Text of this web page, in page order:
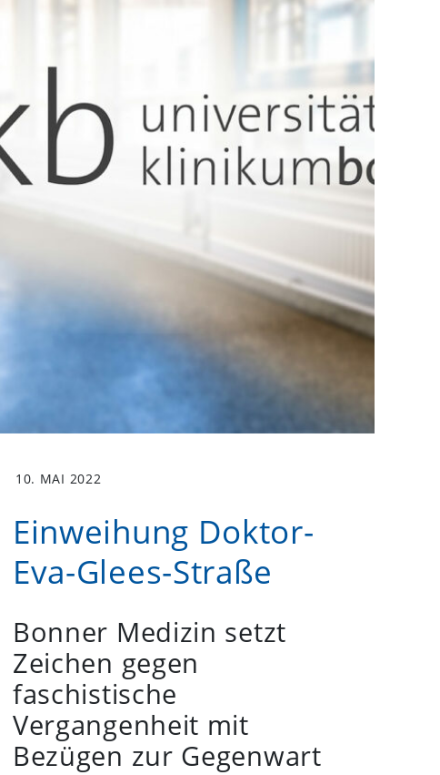
10. MAI 2022
Einweihung Doktor-
Eva-Glees-Straße
Bonner Medizin setzt
Zeichen gegen
faschistische
Vergangenheit mit
Bezügen zur Gegenwart